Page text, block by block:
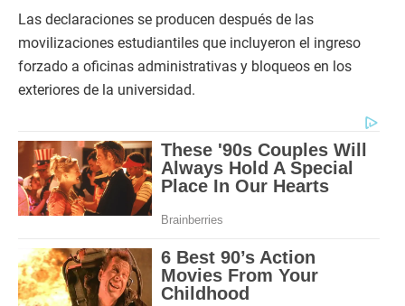
Las declaraciones se producen después de las
movilizaciones estudiantiles que incluyeron el ingreso
forzado a oficinas administrativas y bloqueos en los
exteriores de la universidad.